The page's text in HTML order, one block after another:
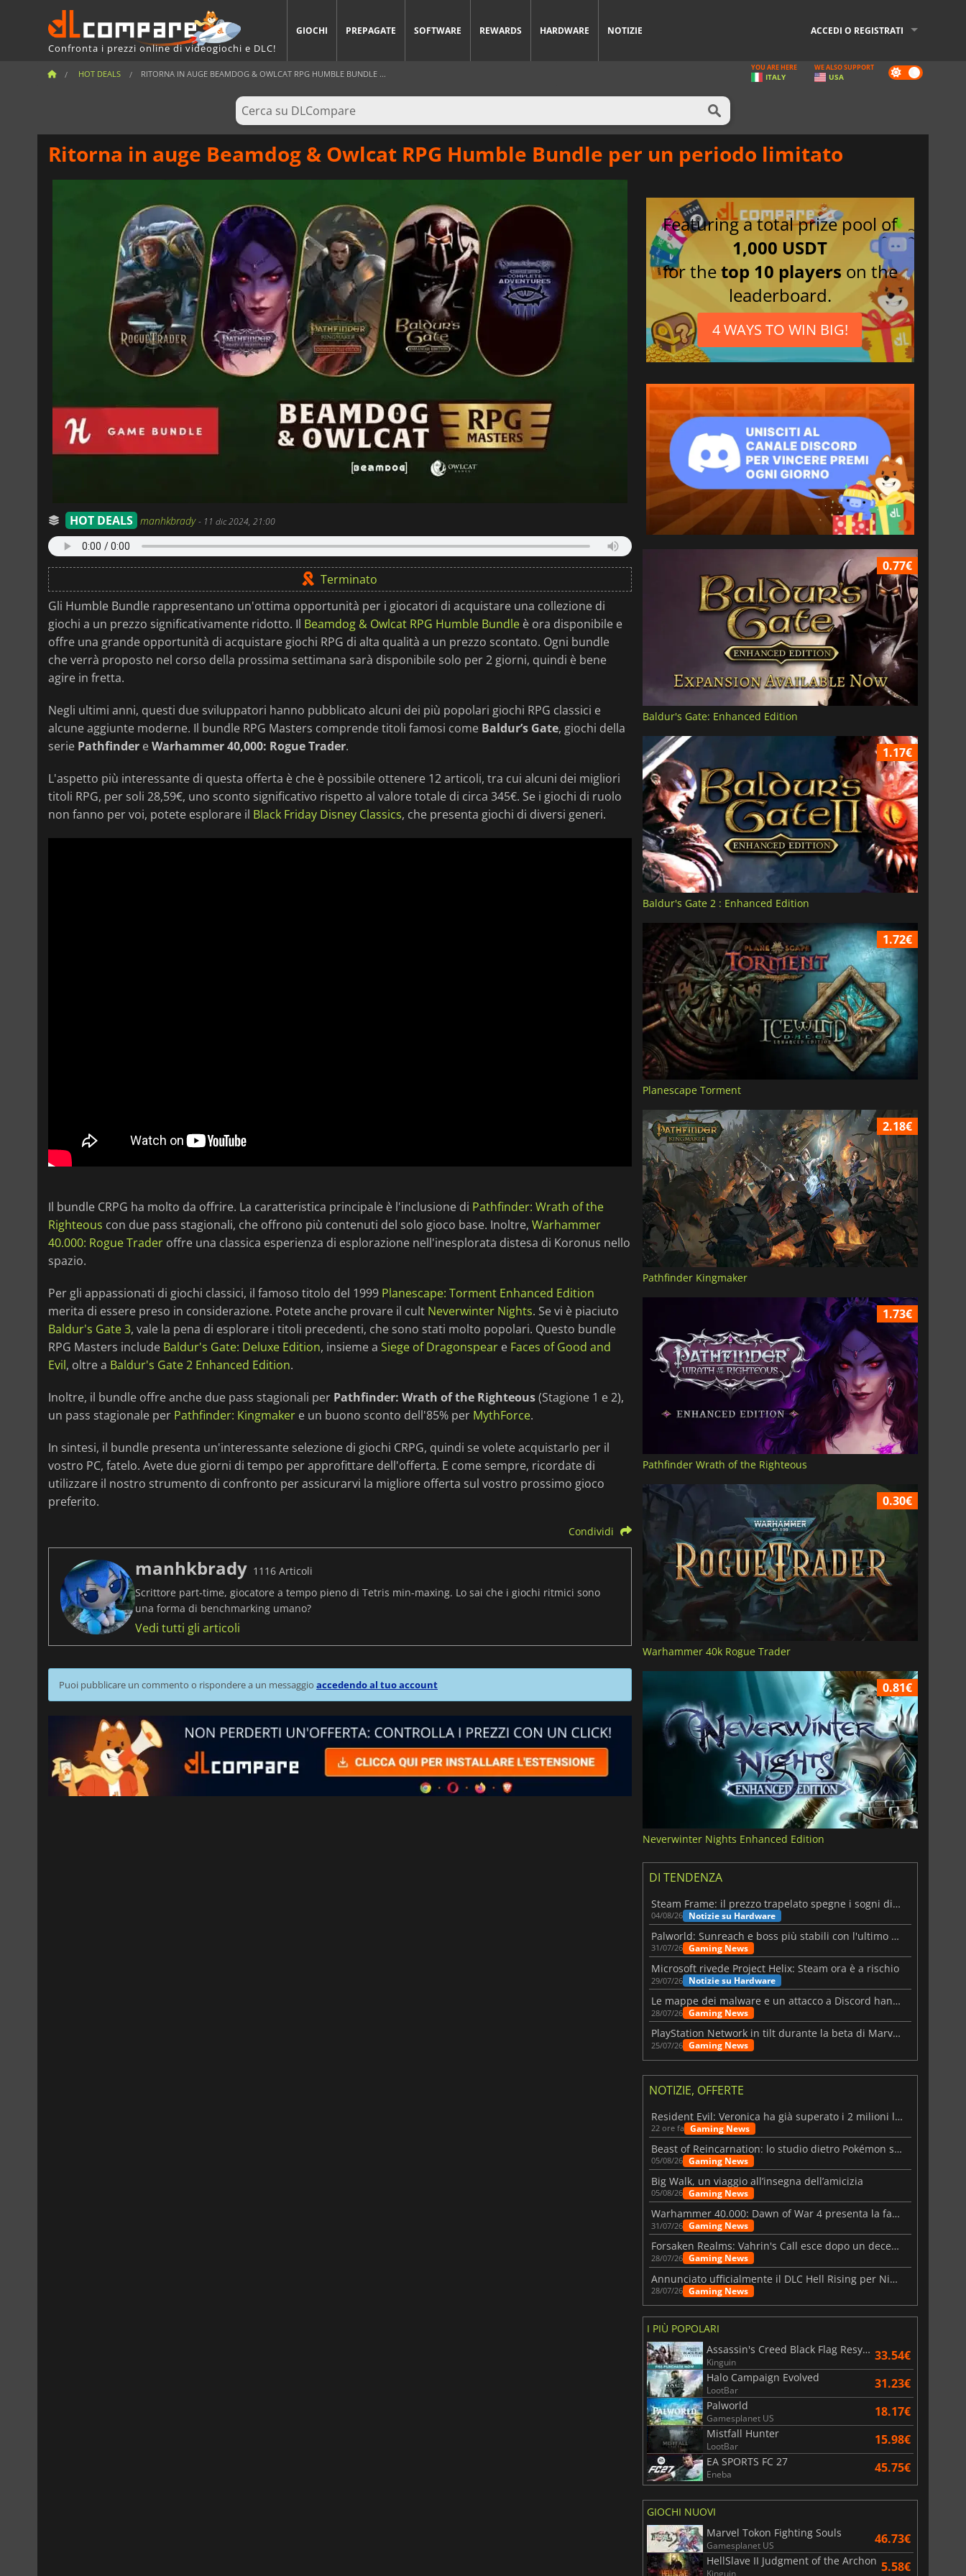
Confronta i prezzi online di videogiochi e DLC!
GIOCHI PREPAGATE SOFTWARE REWARDS HARDWARE NOTIZIE ACCEDI O REGISTRATI
HOT DEALS RITORNA IN AUGE BEAMDOG & OWLCAT RPG HUMBLE BUNDLE ... Dark
mode
YOU ARE HERE
ITALY
WE ALSO SUPPORT
USA
Ritorna in auge Beamdog & Owlcat RPG Humble Bundle per un periodo limitato
HOT DEALS manhkbrady- 11 dic 2024, 21:00
Terminato
Gli Humble Bundle rappresentano un'ottima opportunità per i giocatori di acquistare una collezione di
giochi a un prezzo significativamente ridotto. Il Beamdog & Owlcat RPG Humble Bundle è ora disponibile e
offre una grande opportunità di acquistare giochi RPG di alta qualità a un prezzo scontato. Ogni bundle
che verrà proposto nel corso della prossima settimana sarà disponibile solo per 2 giorni, quindi è bene
agire in fretta.
Negli ultimi anni, questi due sviluppatori hanno pubblicato alcuni dei più popolari giochi RPG classici e
alcune aggiunte moderne. Il bundle RPG Masters comprende titoli famosi come Baldur’s Gate, giochi della
serie Pathfinder eWarhammer 40,000: Rogue Trader.
L'aspetto più interessante di questa offerta è che è possibile ottenere 12 articoli, tra cui alcuni dei migliori
titoli RPG, per soli 28,59€, uno sconto significativo rispetto al valore totale di circa 345€. Se i giochi di ruolo
non fanno per voi, potete esplorare il Black Friday Disney Classics, che presenta giochi di diversi generi.
Il bundle CRPG ha molto da offrire. La caratteristica principale è l'inclusione di Pathfinder: Wrath of the
Righteous con due pass stagionali, che offrono più contenuti del solo gioco base. Inoltre, Warhammer
40.000: Rogue Trader offre una classica esperienza di esplorazione nell'inesplorata distesa di Koronus nello
spazio.
Per gli appassionati di giochi classici, il famoso titolo del 1999 Planescape: Torment Enhanced Edition
merita di essere preso in considerazione. Potete anche provare il cult Neverwinter Nights. Se vi è piaciuto
Baldur's Gate 3, vale la pena di esplorare i titoli precedenti, che sono stati molto popolari. Questo bundle
RPG Masters include Baldur's Gate: Deluxe Edition, insieme a Siege of Dragonspear e Faces of Good and
Evil, oltre a Baldur's Gate 2 Enhanced Edition.
Inoltre, il bundle offre anche due pass stagionali per Pathfinder: Wrath of the Righteous(Stagione 1 e 2),
un pass stagionale per Pathfinder: Kingmaker e un buono sconto dell'85% per MythForce.
In sintesi, il bundle presenta un'interessante selezione di giochi CRPG, quindi se volete acquistarlo per il
vostro PC, fatelo. Avete due giorni di tempo per approfittare dell'offerta. E come sempre, ricordate di
utilizzare il nostro strumento di confronto per assicurarvi la migliore offerta sul vostro prossimo gioco
preferito.
Condividi
manhkbrady 1116 Articoli
Scrittore part-time, giocatore a tempo pieno di Tetris min-maxing. Lo sai che i giochi ritmici sono
una forma di benchmarking umano?
Vedi tutti gli articoli
Puoi pubblicare un commento o rispondere a un messaggio accedendo al tuo account
Featuring a total prize pool of
1,000 USDT
for thetop 10 players on the
leaderboard.
4 WAYS TO WIN BIG!
0.77€
Baldur's Gate: Enhanced Edition
1.17€
Baldur's Gate 2 : Enhanced Edition
1.72€
Planescape Torment
2.18€
Pathfinder Kingmaker
1.73€
Pathfinder Wrath of the Righteous
0.30€
Warhammer 40k Rogue Trader
0.81€
Neverwinter Nights Enhanced Edition
DI TENDENZA
Steam Frame: il prezzo trapelato spegne i sogni di un VR economico
04/08/26 Notizie su Hardware
Palworld: Sunreach e boss più stabili con l'ultimo update
31/07/26 Gaming News
Microsoft rivede Project Helix: Steam ora è a rischio
29/07/26 Notizie su Hardware
Le mappe dei malware e un attacco a Discord hanno colpito Meccha Chameleon
28/07/26 Gaming News
PlayStation Network in tilt durante la beta di Marvel Tōkon
25/07/26 Gaming News
NOTIZIE, OFFERTE
Resident Evil: Veronica ha già superato i 2 milioni liste dei desideri
22 ore fa Gaming News
Beast of Reincarnation: lo studio dietro Pokémon su una nuova strada
05/08/26 Gaming News
Big Walk, un viaggio all’insegna dell’amicizia
05/08/26 Gaming News
Warhammer 40.000: Dawn of War 4 presenta la fazione dei Necron
31/07/26 Gaming News
Forsaken Realms: Vahrin's Call esce dopo un decennio di sviluppo
28/07/26 Gaming News
Annunciato ufficialmente il DLC Hell Rising per Nioh 3
28/07/26 Gaming News
I PIÙ POPOLARI
Assassin's Creed Black Flag Resynced
Kinguin 33.54€
Halo Campaign Evolved
LootBar 31.23€
Palworld
Gamesplanet US 18.17€
Mistfall Hunter
LootBar 15.98€
EA SPORTS FC 27
Eneba 45.75€
GIOCHI NUOVI
Marvel Tokon Fighting Souls
Gamesplanet US 46.73€
HellSlave II Judgment of the Archon
Kinguin 5.58€